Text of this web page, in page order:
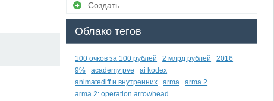
Создать
Облако тегов
100 очков за 100 рублей 2 млрд рублей
2016
9%
academy pve
ai kodex
animatediff и внутренних
arma
arma 2
arma 2: operation arrowhead